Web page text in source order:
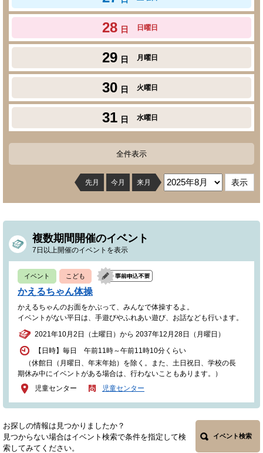
28 日 日曜日
29 日 月曜日
30 日 火曜日
31 日 水曜日
全件表示
先月 今月 来月
複数期間開催のイベント
7日以上開催のイベントを表示
イベント こども
かえるちゃん体操
かえるちゃんのお面をかぶって、みんなで体操するよ。
イベントがない平日は、手遊びやふれあい遊び、お話なども行います。
2021年10月2日（土曜日）から 2037年12月28日（月曜日）
【日時】毎日 午前11時～午前11時10分くらい
（休館日（月曜日、年末年始）を除く。また、土日祝日、学校の長
期休み中にイベントがある場合は、行わないこともあります。）
児童センター
児童センター
お探しの情報は見つかりましたか？
見つからない場合はイベント検索で条件を指定して検
索してみてください。
イベント検索